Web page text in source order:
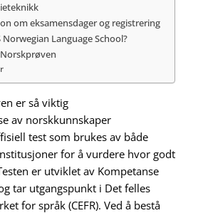
om eksamensdager og registrering
Language School?
er så viktig
av norskkunnskaper
test som brukes av både
for å vurdere hvor godt
er utviklet av Kompetanse
tar utgangspunkt i Det felles
for språk (CEFR). Ved å bestå